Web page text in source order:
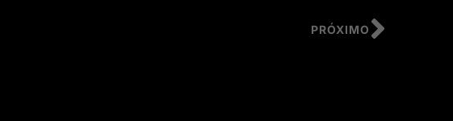
PRÓXIMO